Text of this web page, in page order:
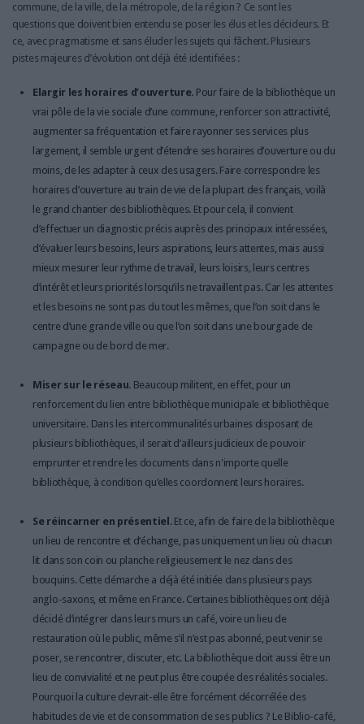
commune, de la ville, de la métropole, de la région ? Ce sont les
questions que doivent bien entendu se poser les élus et les décideurs. Et
ce, avec pragmatisme et sans éluder les sujets qui fâchent. Plusieurs
pistes majeures d’évolution ont déjà été identifiées :
Elargir les horaires d’ouverture. Pour faire de la bibliothèque un
vrai pôle de la vie sociale d’une commune, renforcer son attractivité,
augmenter sa fréquentation et faire rayonner ses services plus
largement, il semble urgent d’étendre ses horaires d’ouverture ou du
moins, de les adapter à ceux des usagers. Faire correspondre les
horaires d’ouverture au train de vie de la plupart des français, voilà
le grand chantier des bibliothèques. Et pour cela, il convient
d’effectuer un diagnostic précis auprès des principaux intéressées,
d’évaluer leurs besoins, leurs aspirations, leurs attentes, mais aussi
mieux mesurer leur rythme de travail, leurs loisirs, leurs centres
d’intérêt et leurs priorités lorsqu’ils ne travaillent pas. Car les attentes
et les besoins ne sont pas du tout les mêmes, que l’on soit dans le
centre d’une grande ville ou que l’on soit dans une bourgade de
campagne ou de bord de mer.
Miser sur le réseau. Beaucoup militent, en effet, pour un
renforcement du lien entre bibliothèque municipale et bibliothèque
universitaire. Dans les intercommunalités urbaines disposant de
plusieurs bibliothèques, il serait d’ailleurs judicieux de pouvoir
emprunter et rendre les documents dans n'importe quelle
bibliothèque, à condition qu’elles coordonnent leurs horaires.
Se réincarner en présentiel . Et ce, afin de faire de la bibliothèque
un lieu de rencontre et d’échange, pas uniquement un lieu où chacun
lit dans son coin ou planche religieusement le nez dans des
bouquins. Cette démarche a déjà été initiée dans plusieurs pays
anglo-saxons, et même en France. Certaines bibliothèques ont déjà
décidé d’intégrer dans leurs murs un café, voire un lieu de
restauration où le public, même s’il n’est pas abonné, peut venir se
poser, se rencontrer, discuter, etc. La bibliothèque doit aussi être un
lieu de convivialité et ne peut plus être coupée des réalités sociales.
Pourquoi la culture devrait-elle être forcément décorrélée des
habitudes de vie et de consommation de ses publics ? Le Biblio-café,